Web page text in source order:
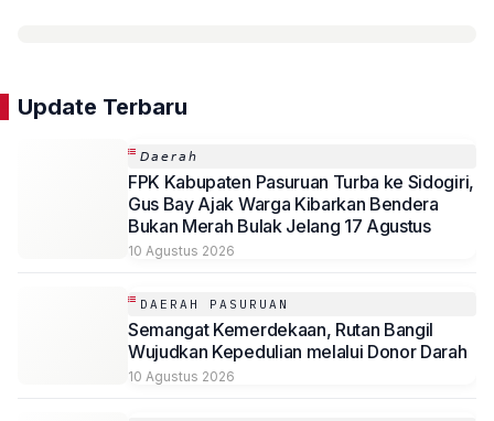
Update Terbaru
𝘋𝘢𝘦𝘳𝘢𝘩
FPK Kabupaten Pasuruan Turba ke Sidogiri,
Gus Bay Ajak Warga Kibarkan Bendera
Bukan Merah Bulak Jelang 17 Agustus
10 Agustus 2026
DAERAH PASURUAN
Semangat Kemerdekaan, Rutan Bangil
Wujudkan Kepedulian melalui Donor Darah
10 Agustus 2026